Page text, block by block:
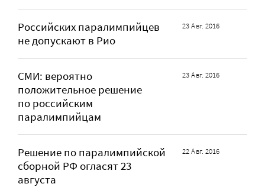
Российских паралимпийцев
не допускают в Рио
23 Авг. 2016
СМИ: вероятно
положительное решение
по российским
паралимпийцам
23 Авг. 2016
Решение по паралимпийской
сборной РФ огласят 23
августа
22 Авг. 2016